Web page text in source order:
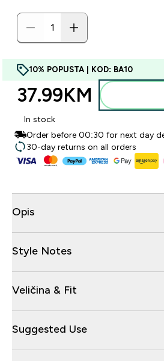
10% POPUSTA | KOD: BA10
37.99KM‎
In stock
Order before 00:30 for next day
30-day returns on all orders
Opis
Style Notes
Veličina & Fit
Suggested Use